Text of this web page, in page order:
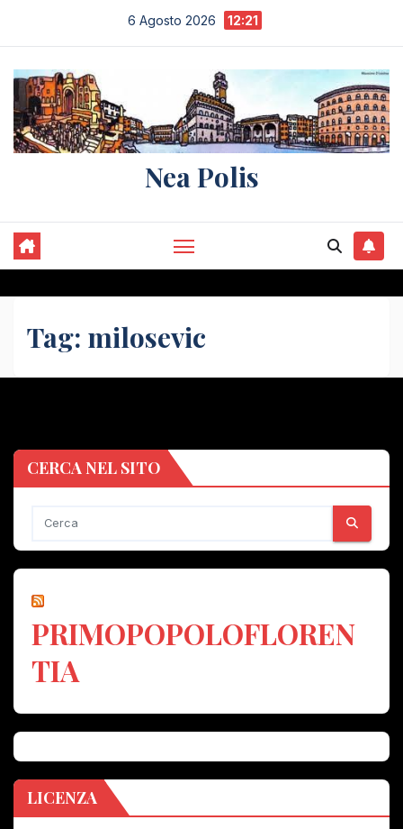
contenuto
6 Agosto 2026 12:21
Nea Polis
Tag: milosevic
CERCA NEL SITO
PRIMOPOPOLOFLOREN
TIA
LICENZA